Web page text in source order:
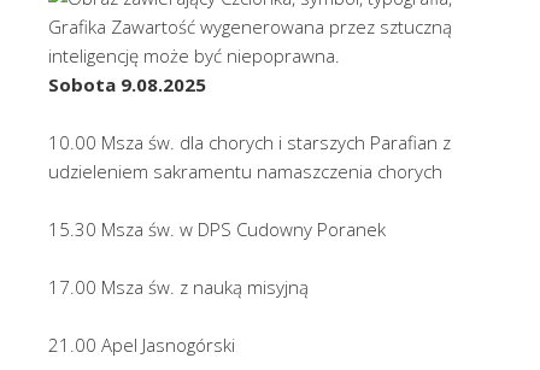
Sobota 9.08.2025
10.00 Msza św. dla chorych i starszych Parafian z
udzieleniem sakramentu namaszczenia chorych
15.30 Msza św. w DPS Cudowny Poranek
17.00 Msza św. z nauką misyjną
21.00 Apel Jasnogórski